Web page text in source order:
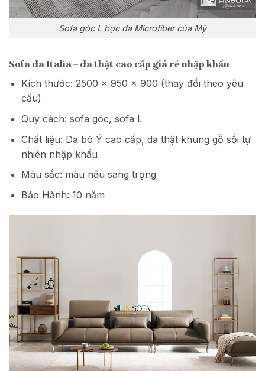
Sofa góc L bọc da Microfiber của Mỹ
Sofa da Italia – da thật cao cấp giá rẻ nhập khẩu
Kích thước: 2500 x 950 x 900 (thay đổi theo yêu
cầu)
Quy cách: sofa góc, sofa L
Chất liệu: Da bò Ý cao cấp, da thật khung gỗ sồi tự
nhiên nhập khẩu
Màu sắc: màu nâu sang trọng
Bảo Hành: 10 năm